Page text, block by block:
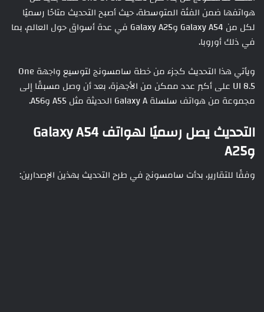
هواتفها ضمن الفئة المتوسطة، حيث أصبح التحديث متاحًا رسميًا
لكل من Galaxy A54 وGalaxy A25 في عدة أسواق حول العالم، بما
في ذلك أوروبا.
ويأتي هذا التحديث كجزء من خطة سامسونج لتوسيع واجهة One
UI 8.5 على أكبر عدد ممكن من الأجهزة، بعد أن وصل مسبقًا إلى
مجموعة من هواتف سلسلة Galaxy A الحديثة مثل A55 وA56.
التحديث يصل رسميًا لهواتف Galaxy A54
وA25
وفقًا للتقارير، بدأت سامسونج في طرح التحديث بهذين الإصدارين: